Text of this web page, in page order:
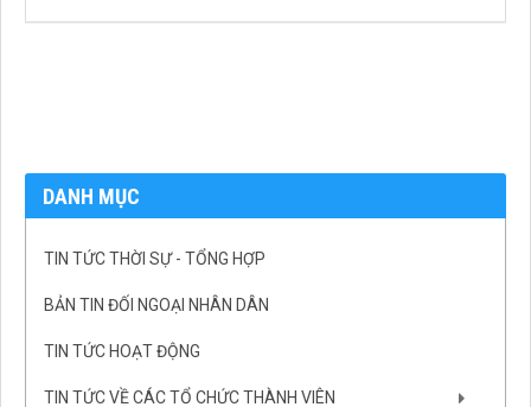
DANH MỤC
TIN TỨC THỜI SỰ - TỔNG HỢP
BẢN TIN ĐỐI NGOẠI NHÂN DÂN
TIN TỨC HOẠT ĐỘNG
TIN TỨC VỀ CÁC TỔ CHỨC THÀNH VIÊN